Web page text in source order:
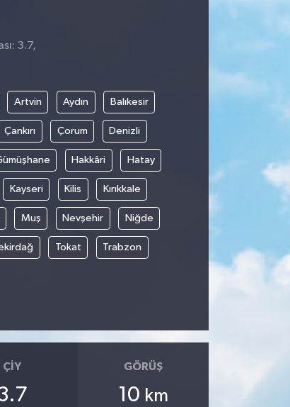
3.7,
Artvin Aydın Balıkesir
Çankırı Çorum Denizli
Hakkâri Hatay
Kayseri Kilis Kırıkkale
Muş Nevşehir Niğde
Tokat Trabzon
ÇIY GÖRÜŞ
10 km